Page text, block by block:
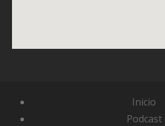
Inicio
Podcast